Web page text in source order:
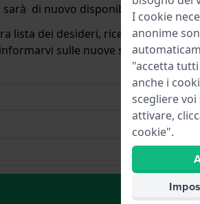
di nuovo disponibile.
lista dei desideri, riceverete un'e-
sulle nuove scorte. Subito
I cookie
anonime
"accetta
anche i
scegliere
attivare,
cookie".